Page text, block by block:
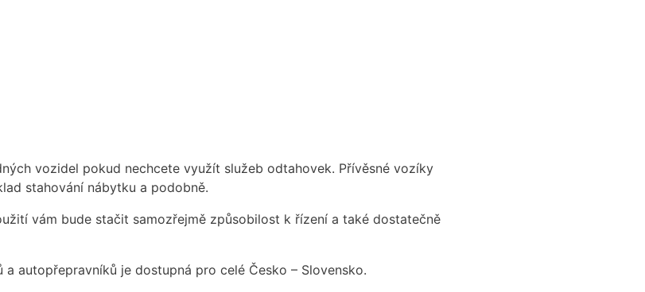
vozidel pokud nechcete využít služeb odtahovek. Přívěsné vozíky
stahování nábytku a podobně.
vám bude stačit samozřejmě způsobilost k řízení a také dostatečně
autopřepravníků je dostupná pro celé Česko – Slovensko.